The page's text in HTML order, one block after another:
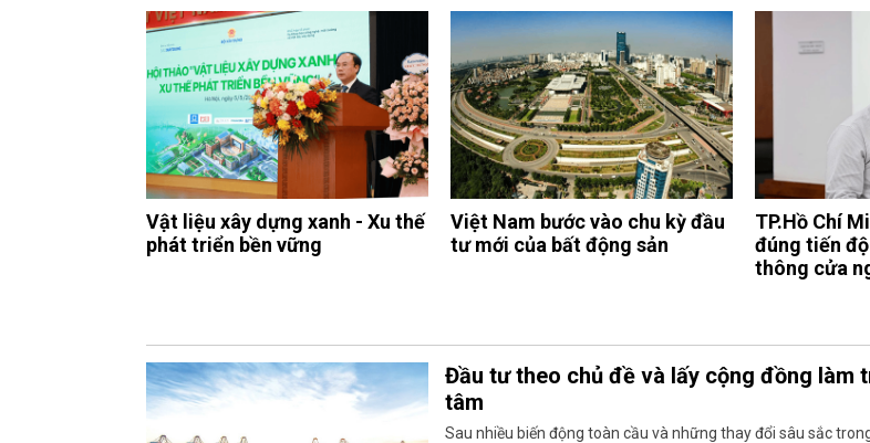
Vật liệu xây dựng xanh - Xu thế
phát triển bền vững
Việt Nam bước vào chu kỳ đầu
tư mới của bất động sản
TP.Hồ Chí
đúng tiến
thông cửa
Đầu tư theo chủ đề và lấy cộng đồng làm
tâm
Sau nhiều biến động toàn cầu và những thay đổi sâu sắc